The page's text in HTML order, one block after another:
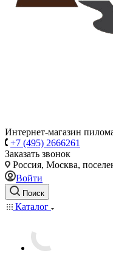
Интернет-магазин
+7 (495) 2666261
Заказать звонок
Россия, Москва,
Войти
Поиск
Каталог